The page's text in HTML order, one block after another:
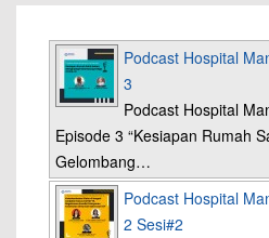
Podcast Hospital
3
Podcast Hospital
Episode 3 “Kesiapan Rumah
Gelombang…
Podcast Hospital
2 Sesi#2